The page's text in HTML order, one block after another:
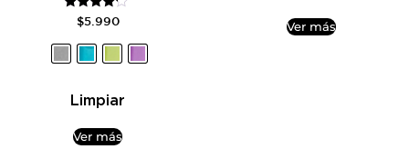
Valorado
4.00
$5.990
Limpiar
Ver más
Ver más